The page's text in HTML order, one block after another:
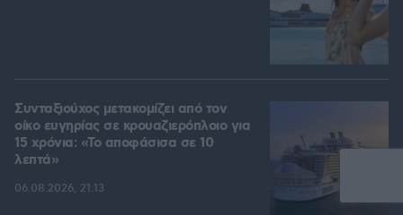
Συνταξιούχος μετακομίζει από τον
οίκο ευγηρίας σε κρουαζιερόπλοιο για
15 χρόνια: «Το αποφάσισα σε 10
λεπτά»
06.08.2026, 21:13